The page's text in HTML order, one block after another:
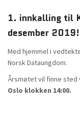
1. innkalling til
desember 2019!
Med hjemmel i
Norsk Dataungdom.
Årsmøtet vil finne sted
Oslo klokken 14:00.